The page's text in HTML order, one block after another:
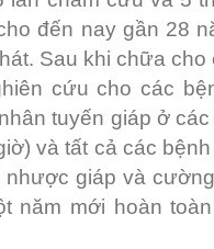
đến nay gần 28
Sau khi chữa cho
cứu cho các
tuyến giáp ở
và tất cả các
giáp và
năm mới hoàn